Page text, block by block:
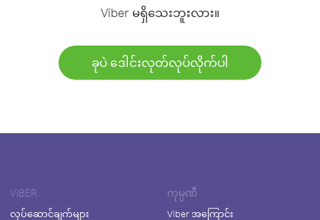
Viber မရှိသေးဘူးလား။
ခုပဲ ဒေါင်းလုတ်လုပ်လိုက်ပါ
VIBER
လုပ်ဆောင်ချက်များ
ကုမ္ပဏီ
Viber အကြောင်း